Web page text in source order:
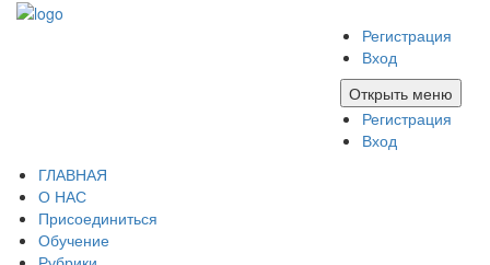
Регистрация
Вход
Открыть меню
Регистрация
Вход
ГЛАВНАЯ
О НАС
Присоединиться
Обучение